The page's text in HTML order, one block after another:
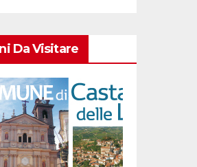
Da Visitare